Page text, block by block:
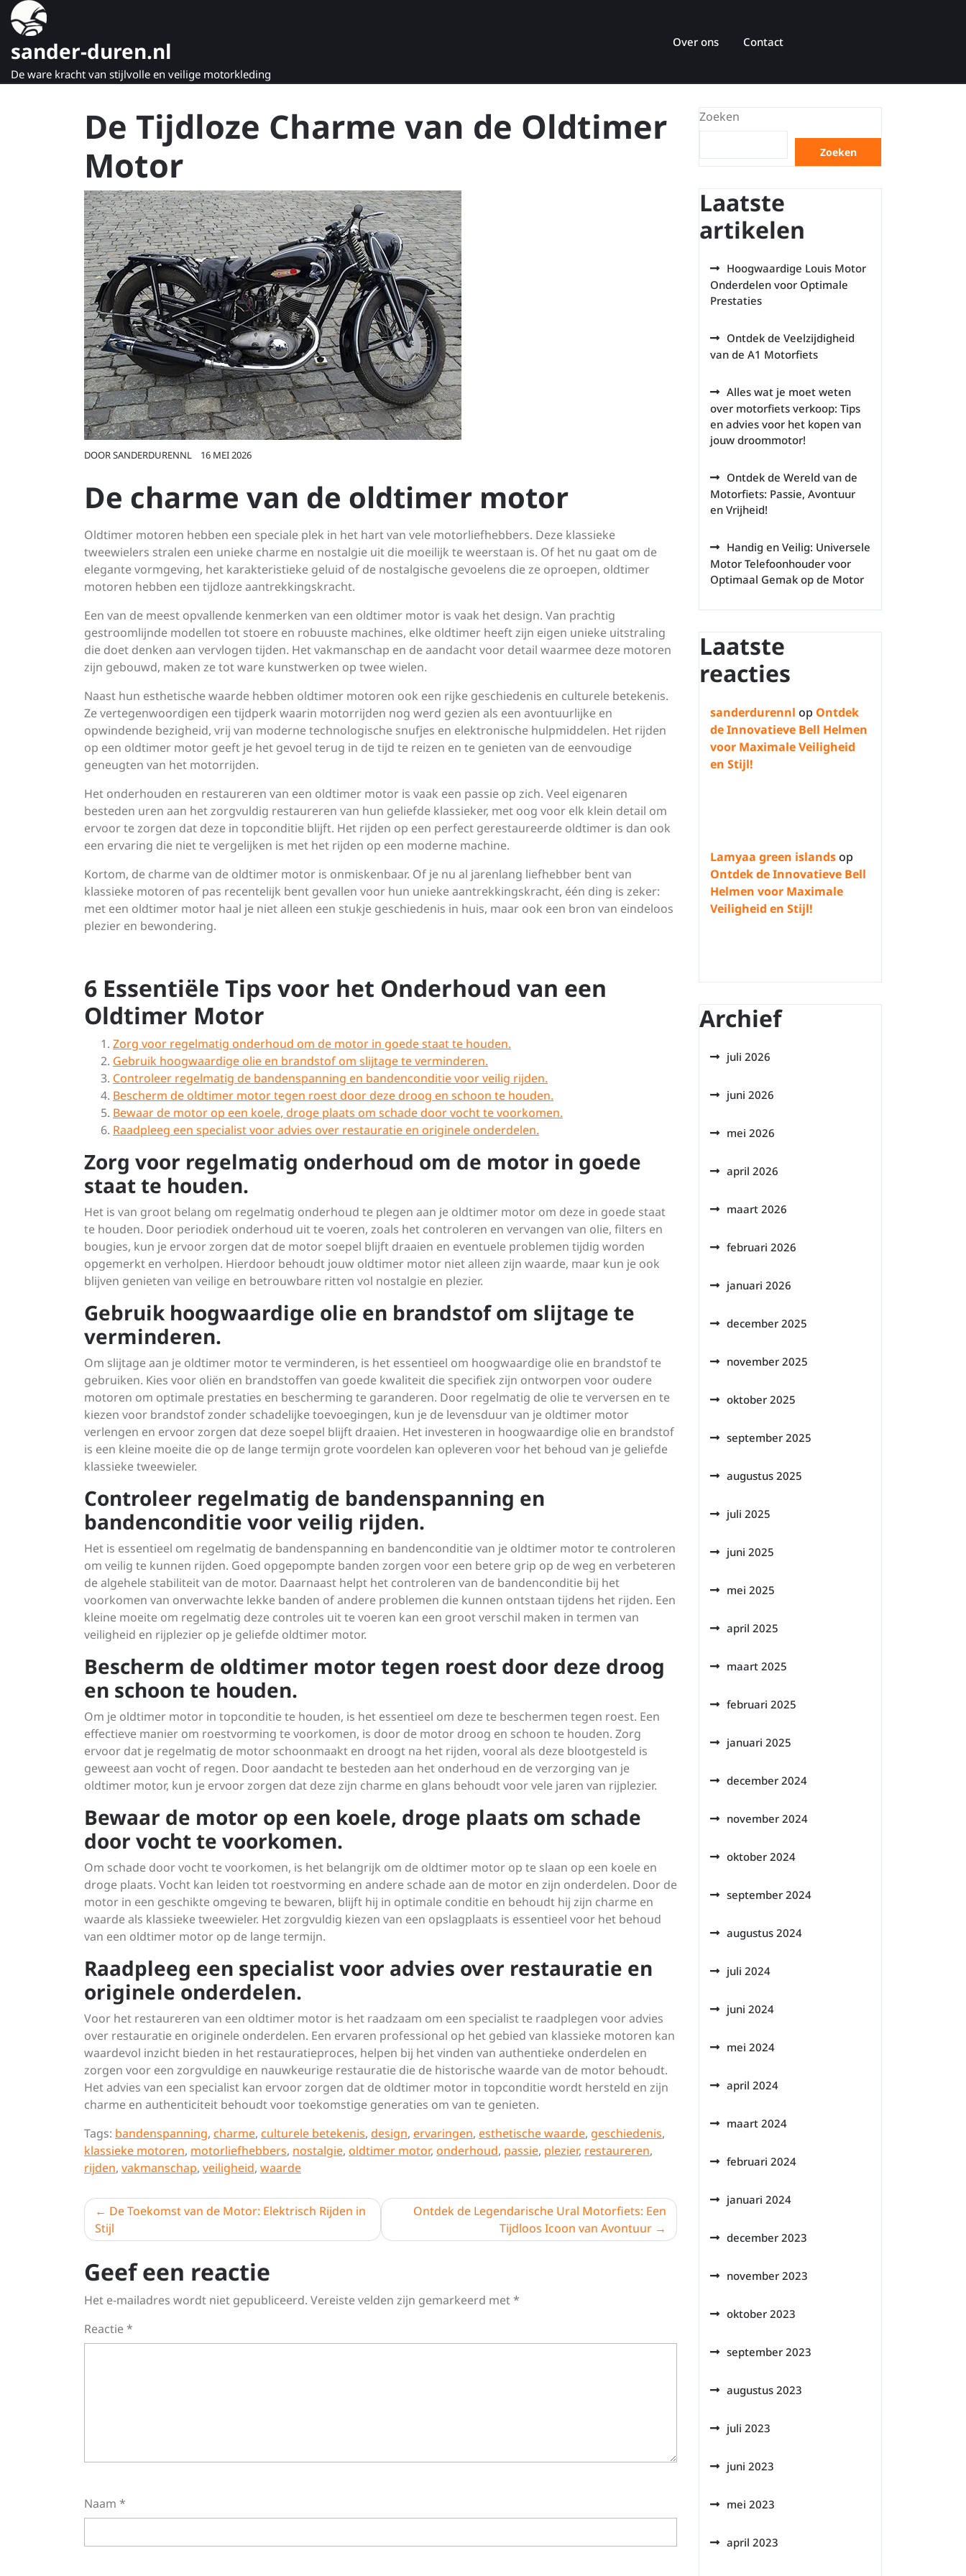
Naar
de
gaansander-duren.nl
De ware kracht van stijlvolle en veilige motorkleding
Over ons Contact
De Tijdloze Charme van de Oldtimer
Motor
DOORSANDERDURENNL 16 MEI 2026
De charme van de oldtimer motor
Oldtimer motoren hebben een speciale plek in het hart van vele motorliefhebbers. Deze klassieke
tweewielers stralen een unieke charme en nostalgie uit die moeilijk te weerstaan is. Of het nu gaat om de
elegante vormgeving, het karakteristieke geluid of de nostalgische gevoelens die ze oproepen, oldtimer
motoren hebben een tijdloze aantrekkingskracht.
Een van de meest opvallende kenmerken van een oldtimer motor is vaak het design. Van prachtig
gestroomlijnde modellen tot stoere en robuuste machines, elke oldtimer heeft zijn eigen unieke uitstraling
die doet denken aan vervlogen tijden. Het vakmanschap en de aandacht voor detail waarmee deze motoren
zijn gebouwd, maken ze tot ware kunstwerken op twee wielen.
Naast hun esthetische waarde hebben oldtimer motoren ook een rijke geschiedenis en culturele betekenis.
Ze vertegenwoordigen een tijdperk waarin motorrijden nog werd gezien als een avontuurlijke en
opwindende bezigheid, vrij van moderne technologische snufjes en elektronische hulpmiddelen. Het rijden
op een oldtimer motor geeft je het gevoel terug in de tijd te reizen en te genieten van de eenvoudige
geneugten van het motorrijden.
Het onderhouden en restaureren van een oldtimer motor is vaak een passie op zich. Veel eigenaren
besteden uren aan het zorgvuldig restaureren van hun geliefde klassieker, met oog voor elk klein detail om
ervoor te zorgen dat deze in topconditie blijft. Het rijden op een perfect gerestaureerde oldtimer is dan ook
een ervaring die niet te vergelijken is met het rijden op een moderne machine.
Kortom, de charme van de oldtimer motor is onmiskenbaar. Of je nu al jarenlang liefhebber bent van
klassieke motoren of pas recentelijk bent gevallen voor hun unieke aantrekkingskracht, één ding is zeker:
met een oldtimer motor haal je niet alleen een stukje geschiedenis in huis, maar ook een bron van eindeloos
plezier en bewondering.
6 Essentiële Tips voor het Onderhoud van een
Oldtimer Motor
Zorg voor regelmatig onderhoud om de motor in goede staat te houden.
Gebruik hoogwaardige olie en brandstof om slijtage te verminderen.
Controleer regelmatig de bandenspanning en bandenconditie voor veilig rijden.
Bescherm de oldtimer motor tegen roest door deze droog en schoon te houden.
Bewaar de motor op een koele, droge plaats om schade door vocht te voorkomen.
Raadpleeg een specialist voor advies over restauratie en originele onderdelen.
Zorg voor regelmatig onderhoud om de motor in goede
staat te houden.
Het is van groot belang om regelmatig onderhoud te plegen aan je oldtimer motor om deze in goede staat
te houden. Door periodiek onderhoud uit te voeren, zoals het controleren en vervangen van olie, filters en
bougies, kun je ervoor zorgen dat de motor soepel blijft draaien en eventuele problemen tijdig worden
opgemerkt en verholpen. Hierdoor behoudt jouw oldtimer motor niet alleen zijn waarde, maar kun je ook
blijven genieten van veilige en betrouwbare ritten vol nostalgie en plezier.
Gebruik hoogwaardige olie en brandstof om slijtage te
verminderen.
Om slijtage aan je oldtimer motor te verminderen, is het essentieel om hoogwaardige olie en brandstof te
gebruiken. Kies voor oliën en brandstoffen van goede kwaliteit die specifiek zijn ontworpen voor oudere
motoren om optimale prestaties en bescherming te garanderen. Door regelmatig de olie te verversen en te
kiezen voor brandstof zonder schadelijke toevoegingen, kun je de levensduur van je oldtimer motor
verlengen en ervoor zorgen dat deze soepel blijft draaien. Het investeren in hoogwaardige olie en brandstof
is een kleine moeite die op de lange termijn grote voordelen kan opleveren voor het behoud van je geliefde
klassieke tweewieler.
Controleer regelmatig de bandenspanning en
bandenconditie voor veilig rijden.
Het is essentieel om regelmatig de bandenspanning en bandenconditie van je oldtimer motor te controleren
om veilig te kunnen rijden. Goed opgepompte banden zorgen voor een betere grip op de weg en verbeteren
de algehele stabiliteit van de motor. Daarnaast helpt het controleren van de bandenconditie bij het
voorkomen van onverwachte lekke banden of andere problemen die kunnen ontstaan tijdens het rijden. Een
kleine moeite om regelmatig deze controles uit te voeren kan een groot verschil maken in termen van
veiligheid en rijplezier op je geliefde oldtimer motor.
Bescherm de oldtimer motor tegen roest door deze droog
en schoon te houden.
Om je oldtimer motor in topconditie te houden, is het essentieel om deze te beschermen tegen roest. Een
effectieve manier om roestvorming te voorkomen, is door de motor droog en schoon te houden. Zorg
ervoor dat je regelmatig de motor schoonmaakt en droogt na het rijden, vooral als deze blootgesteld is
geweest aan vocht of regen. Door aandacht te besteden aan het onderhoud en de verzorging van je
oldtimer motor, kun je ervoor zorgen dat deze zijn charme en glans behoudt voor vele jaren van rijplezier.
Bewaar de motor op een koele, droge plaats om schade
door vocht te voorkomen.
Om schade door vocht te voorkomen, is het belangrijk om de oldtimer motor op te slaan op een koele en
droge plaats. Vocht kan leiden tot roestvorming en andere schade aan de motor en zijn onderdelen. Door de
motor in een geschikte omgeving te bewaren, blijft hij in optimale conditie en behoudt hij zijn charme en
waarde als klassieke tweewieler. Het zorgvuldig kiezen van een opslagplaats is essentieel voor het behoud
van een oldtimer motor op de lange termijn.
Raadpleeg een specialist voor advies over restauratie en
originele onderdelen.
Voor het restaureren van een oldtimer motor is het raadzaam om een specialist te raadplegen voor advies
over restauratie en originele onderdelen. Een ervaren professional op het gebied van klassieke motoren kan
waardevol inzicht bieden in het restauratieproces, helpen bij het vinden van authentieke onderdelen en
zorgen voor een zorgvuldige en nauwkeurige restauratie die de historische waarde van de motor behoudt.
Het advies van een specialist kan ervoor zorgen dat de oldtimer motor in topconditie wordt hersteld en zijn
charme en authenticiteit behoudt voor toekomstige generaties om van te genieten.
Tags: bandenspanning, charme, culturele betekenis, design, ervaringen, esthetische waarde, geschiedenis,
klassieke motoren, motorliefhebbers, nostalgie, oldtimer motor, onderhoud, passie, plezier, restaureren,
rijden, vakmanschap, veiligheid, waarde
Berichtnavigatie
De Toekomst van de Motor: Elektrisch Rijden in
Stijl
Ontdek de Legendarische Ural Motorfiets: Een
Tijdloos Icoon van Avontuur
Geef een reactie
Het e-mailadres wordt niet gepubliceerd. Vereiste velden zijn gemarkeerd met*
Reactie*
Naam *
Zoeken
Zoeken
Laatste
artikelen
Hoogwaardige Louis Motor
Onderdelen voor Optimale
Prestaties
Ontdek de Veelzijdigheid
van de A1 Motorfiets
Alles wat je moet weten
over motorfiets verkoop: Tips
en advies voor het kopen van
jouw droommotor!
Ontdek de Wereld van de
Motorfiets: Passie, Avontuur
en Vrijheid!
Handig en Veilig: Universele
Motor Telefoonhouder voor
Optimaal Gemak op de Motor
Laatste
reacties
sanderdurennl op Ontdek
de Innovatieve Bell Helmen
voor Maximale Veiligheid
en Stijl!
Lamyaa green islandsop
Ontdek de Innovatieve Bell
Helmen voor Maximale
Veiligheid en Stijl!
Archief
juli 2026
juni 2026
mei 2026
april 2026
maart 2026
februari 2026
januari 2026
december 2025
november 2025
oktober 2025
september 2025
augustus 2025
juli 2025
juni 2025
mei 2025
april 2025
maart 2025
februari 2025
januari 2025
december 2024
november 2024
oktober 2024
september 2024
augustus 2024
juli 2024
juni 2024
mei 2024
april 2024
maart 2024
februari 2024
januari 2024
december 2023
november 2023
oktober 2023
september 2023
augustus 2023
juli 2023
juni 2023
mei 2023
april 2023